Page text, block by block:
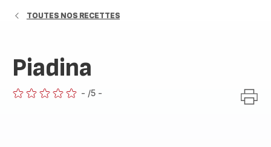
TOUTES NOS RECETTES
Piadina
- /5 -